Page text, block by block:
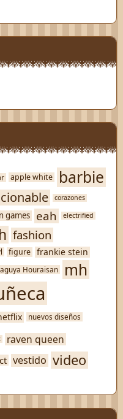
apple white barbie
corazones
games eah electrified
fashion
figure frankie stein
Houraisan mh
nuevos diseños
raven queen
vestido video